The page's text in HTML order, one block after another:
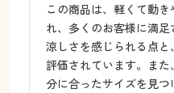
この商品は、軽くて動
れ、多くのお客様に満
涼しさを感じられる点と
評価されています。ま
分に合ったサイズを見